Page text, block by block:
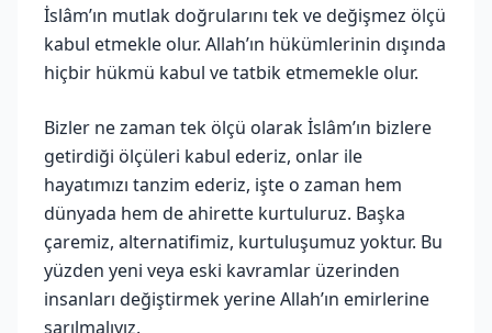
İslâm’ın mutlak doğrularını tek ve değişmez ölçü
kabul etmekle olur. Allah’ın hükümlerinin dışında
hiçbir hükmü kabul ve tatbik etmemekle olur.
Bizler ne zaman tek ölçü olarak İslâm’ın bizlere
getirdiği ölçüleri kabul ederiz, onlar ile
hayatımızı tanzim ederiz, işte o zaman hem
dünyada hem de ahirette kurtuluruz. Başka
çaremiz, alternatifimiz, kurtuluşumuz yoktur. Bu
yüzden yeni veya eski kavramlar üzerinden
insanları değiştirmek yerine Allah’ın emirlerine
sarılmalıyız.